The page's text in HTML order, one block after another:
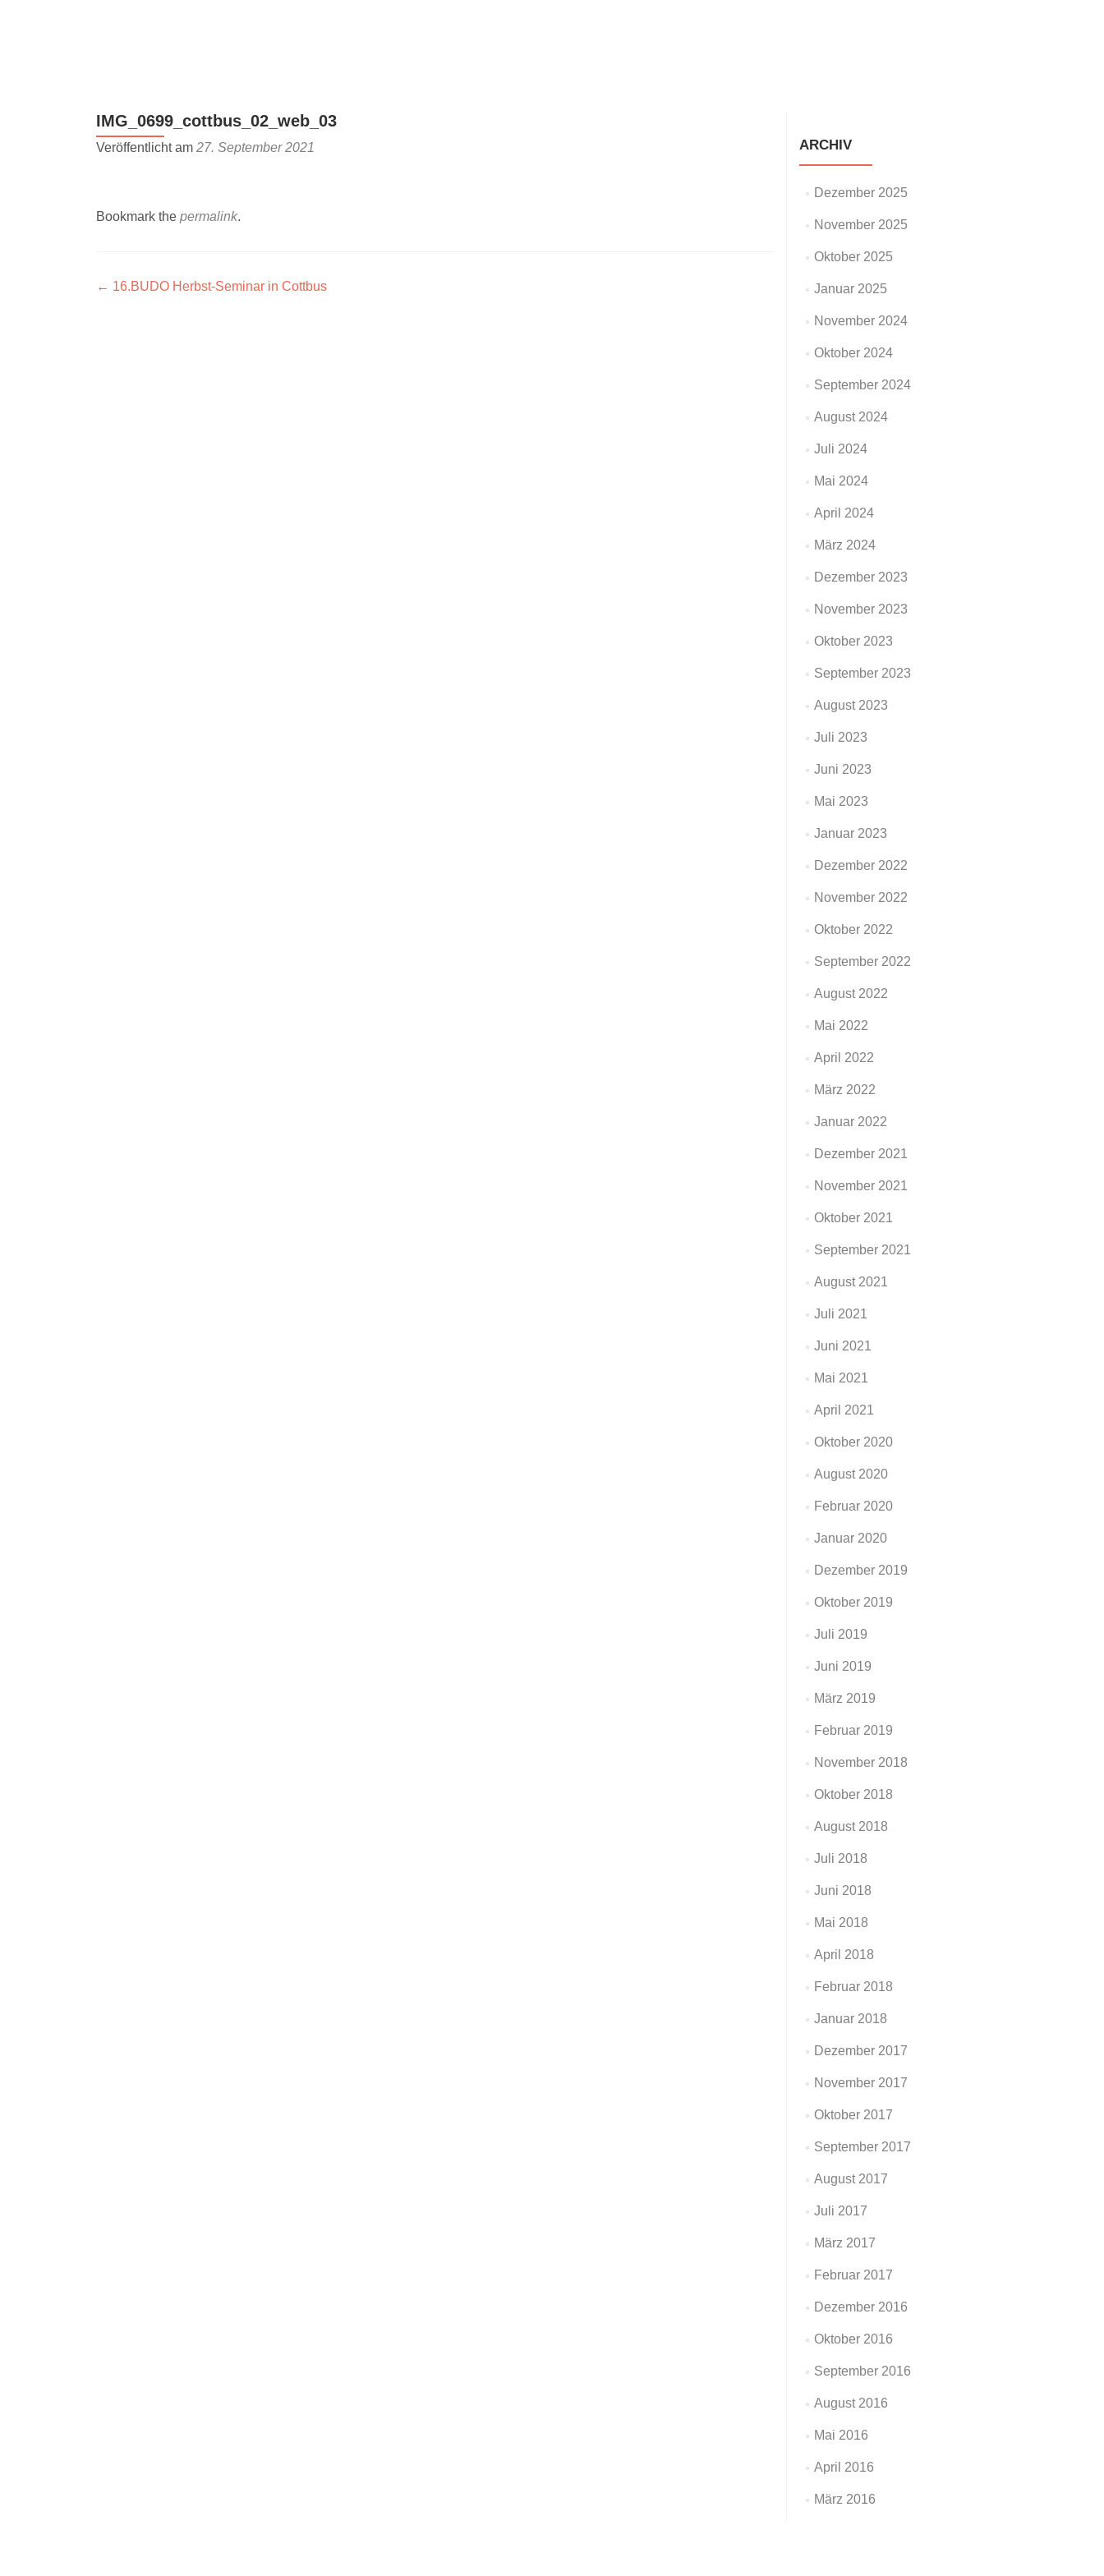
IMG_0699_cottbus_02_web_03
Veröffentlicht am 27. September 2021
Bookmark the permalink.
Artikel-
← 16.BUDO Herbst-Seminar in Cottbus
ARCHIV
Dezember 2025
November 2025
Oktober 2025
Januar 2025
November 2024
Oktober 2024
September 2024
August 2024
Juli 2024
Mai 2024
April 2024
März 2024
Dezember 2023
November 2023
Oktober 2023
September 2023
August 2023
Juli 2023
Juni 2023
Mai 2023
Januar 2023
Dezember 2022
November 2022
Oktober 2022
September 2022
August 2022
Mai 2022
April 2022
März 2022
Januar 2022
Dezember 2021
November 2021
Oktober 2021
September 2021
August 2021
Juli 2021
Juni 2021
Mai 2021
April 2021
Oktober 2020
August 2020
Februar 2020
Januar 2020
Dezember 2019
Oktober 2019
Juli 2019
Juni 2019
März 2019
Februar 2019
November 2018
Oktober 2018
August 2018
Juli 2018
Juni 2018
Mai 2018
April 2018
Februar 2018
Januar 2018
Dezember 2017
November 2017
Oktober 2017
September 2017
August 2017
Juli 2017
März 2017
Februar 2017
Dezember 2016
Oktober 2016
September 2016
August 2016
Mai 2016
April 2016
März 2016